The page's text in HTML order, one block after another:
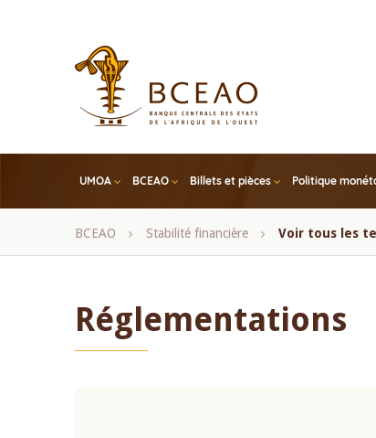
UMOA BCEAO Billets et pièces Politique
Fil
BCEAO Stabilité financière Voir tous les
Réglementations